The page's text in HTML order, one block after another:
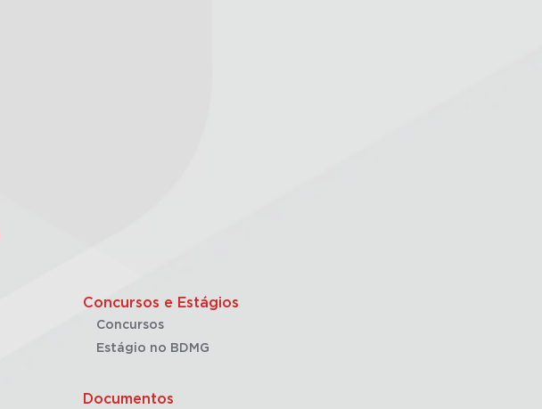
Concursos e Estágios
Concursos
Estágio no BDMG
Documentos